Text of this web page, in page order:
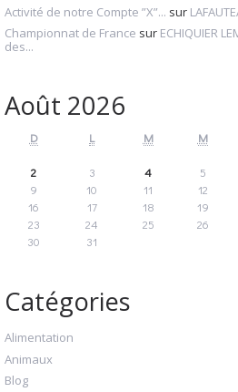
Activité de notre Compte ”X”... sur
Championnat de France sur ECHIQUIER
des...
Août 2026
D L M M
2
3 4 5
9
10 11 12
16
17 18 19
23
24 25 26
30
31
Catégories
Alimentation
Animaux
Blog